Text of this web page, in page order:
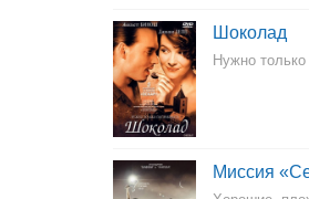
Шоколад
Нужно только
Миссия